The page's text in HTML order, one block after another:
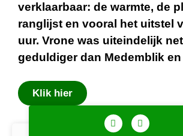
verklaarbaar: de warmte, de
ranglijst en vooral het uitstel
uur. Vrone was uiteindelijk
geduldiger dan Medemblik en
Klik hier